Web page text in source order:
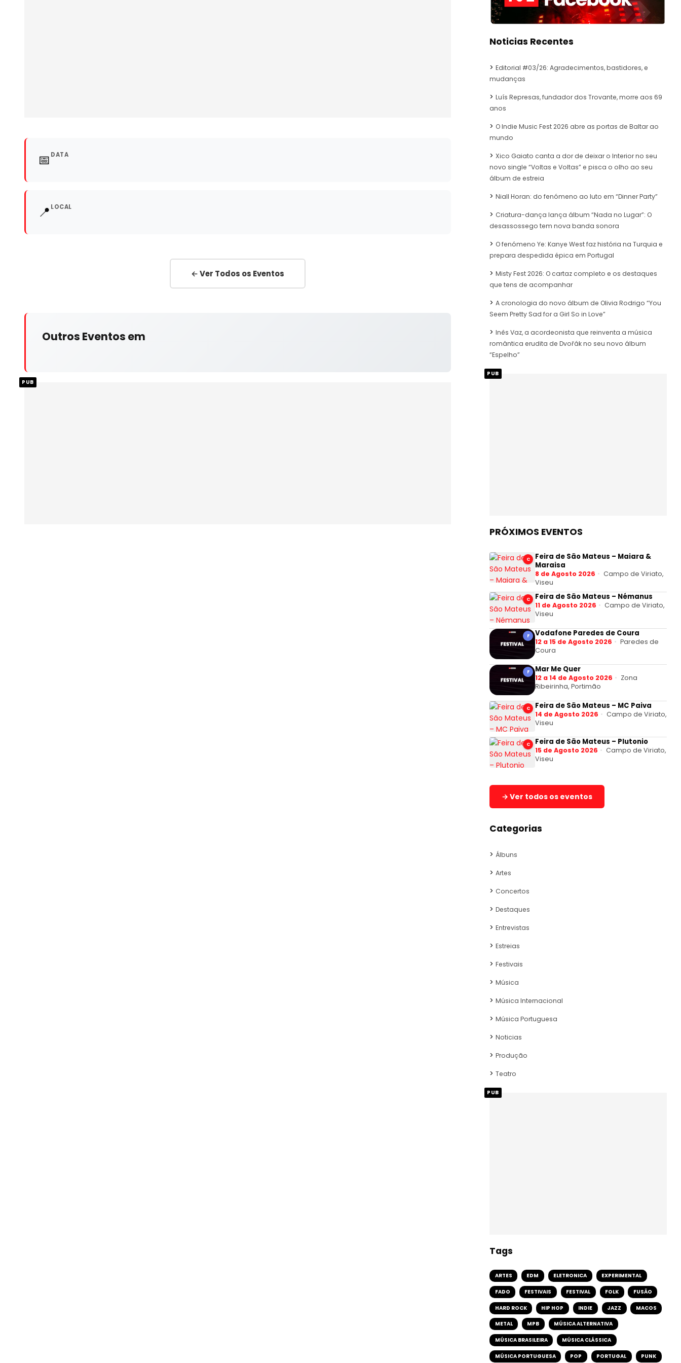
📅 DATA
📍 LOCAL
← Ver Todos os Eventos
Outros Eventos em
PUB
Noticias Recentes
Editorial #03/26: Agradecimentos, bastidores, e
mudanças
Luís Represas, fundador dos Trovante, morre aos 69
anos
O Indie Music Fest 2026 abre as portas de Baltar ao
mundo
Xico Gaiato canta a dor de deixar o Interior no seu
novo single “Voltas e Voltas” e pisca o olho ao seu
álbum de estreia
Niall Horan: do fenómeno ao luto em “Dinner Party”
Criatura-dança lança álbum “Nada no Lugar”: O
desassossego tem nova banda sonora
O fenómeno Ye: Kanye West faz história na Turquia e
prepara despedida épica em Portugal
Misty Fest 2026: O cartaz completo e os destaques
que tens de acompanhar
A cronologia do novo álbum de Olivia Rodrigo “You
Seem Pretty Sad for a Girl So in Love”
Inês Vaz, a acordeonista que reinventa a música
romântica erudita de Dvořák no seu novo álbum
“Espelho”
PUB
PRÓXIMOS EVENTOS
C
Feira de São Mateus – Maiara &
Maraisa
8 de Agosto 2026
Campo de Viriato,
Viseu
C Feira de São Mateus – Némanus
11 de Agosto 2026
Campo de Viriato,
Viseu
F Vodafone Paredes de Coura
12 a 15 de Agosto 2026
Paredes de
Coura
F Mar Me Quer
12 a 14 de Agosto 2026
Zona
Ribeirinha, Portimão
C Feira de São Mateus – MC Paiva
14 de Agosto 2026
Campo de Viriato,
Viseu
C Feira de São Mateus – Plutonio
15 de Agosto 2026
Campo de Viriato,
Viseu
→ Ver todos os eventos
Categorias
Álbuns
Artes
Concertos
Destaques
Entrevistas
Estreias
Festivais
Música
Música Internacional
Música Portuguesa
Noticias
Produção
Teatro
PUB
Tags
ARTES EDM ELETRONICA EXPERIMENTAL
FADO FESTIVAIS FESTIVAL FOLK FUSÃO
HARD ROCK HIP HOP INDIE JAZZ MACOS
METAL MPB MÚSICA ALTERNATIVA
MÚSICA BRASILEIRA MÚSICA CLÁSSICA
MÚSICA PORTUGUESA POP PORTUGAL PUNK